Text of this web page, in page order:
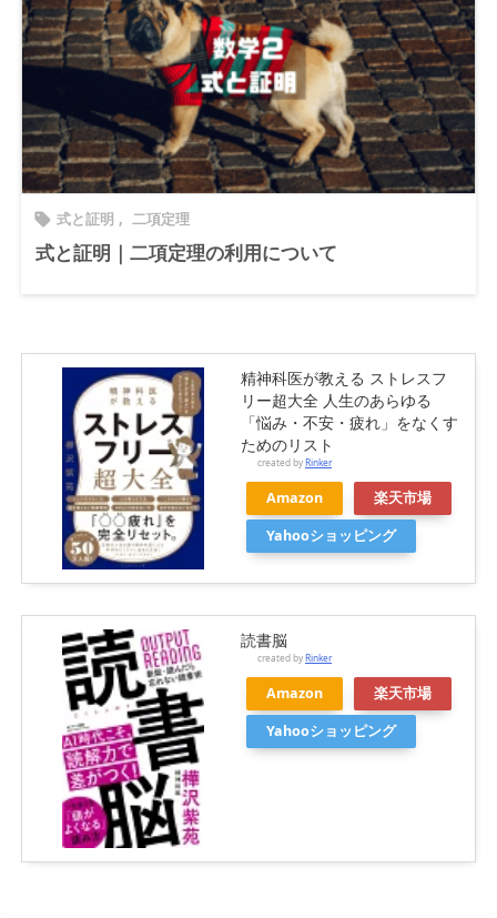
 式と証明 , 二項定理
式と証明｜二項定理の利用について
精神科医が教える ストレスフ
リー超大全 人生のあらゆる
「悩み・不安・疲れ」をなくす
ためのリスト
created byRinker
Amazon
楽天市場
Yahooショッピング
読書脳
created byRinker
Amazon
楽天市場
Yahooショッピング